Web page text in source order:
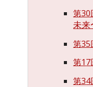
第
未来
第35
第17
第34